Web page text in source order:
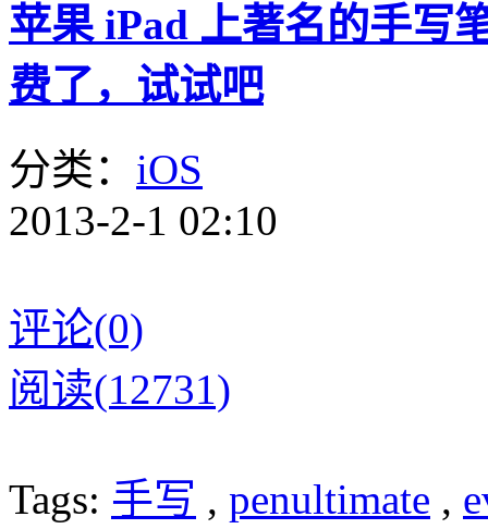
苹果 iPad 上著名的手写
费了，试试吧
分类： iOS
2013-2-1 02:10
评论(0)
阅读(12731)
Tags: 手写 , penultimate ,